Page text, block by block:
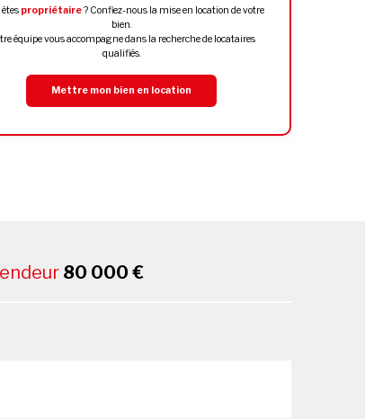
êtes propriétaire? Confiez-nous la mise en location de votre
bien.
équipe vous accompagne dans la recherche de locataires
qualifiés.
Mettre mon bien en location
80 000 €